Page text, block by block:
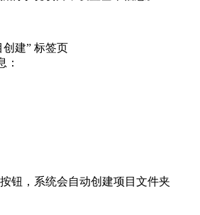
创建” 标签页
：
钮，系统会自动创建项目文件夹